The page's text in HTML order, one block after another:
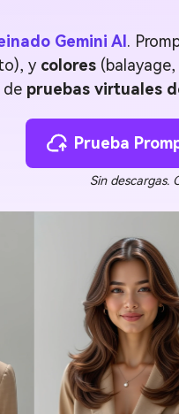
Gemini AI .
y colores(balayage,
de pruebas virtuales
Prueba
Sin descargas.